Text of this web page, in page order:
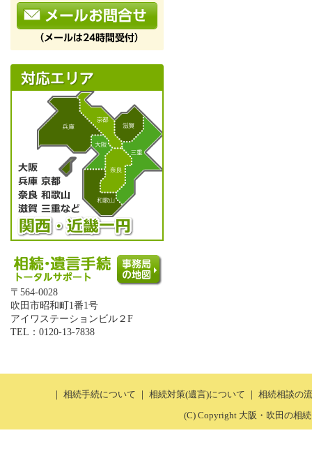
〒564-0028
吹田市昭和町1番1号
アイワステーションビル２F
TEL：0120-13-7838
相続手続について 相続対策(遺言)について 相続相談の
(C) Copyright 大阪・吹田の相